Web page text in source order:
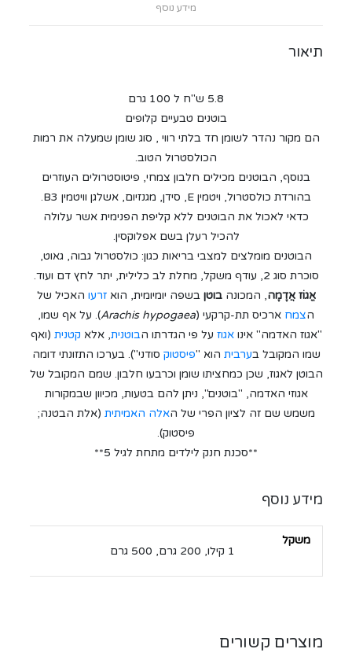
מידע נוסף
תיאור
5.8 ש"ח ל 100 גרם
בוטנים טבעיים קלופים
הם מקור נהדר לשומן חד בלתי רווי , סוג שומן שמעלה את רמות
הכולסטרול הטוב.
בנוסף, הבוטנים מכילים חלבון צמחי, פיטוסטרולים העוזרים
בהורדת כולסטרול, ויטמין E, סידן, מגנזיום, אשלגן וויטמין B3.
כדאי לאכול את הבוטנים ללא קליפת הפנימית אשר עלולה
להכיל רעלן בשם אפלוקסין.
הבוטנים מומלצים למצבי בריאות כגון: כולסטרול גבוה, גאוט,
סוכרת סוג 2, עודף משקל, מחלת לב כלילית, יתר לחץ דם ועוד.
אֱגוֹז אֲדָמָה, המכונהבוטן בשפה יומיומית, הואזרעו האכיל של
הצמח ארכיס תת-קרקעי (Arachis hypogaea). על אף שמו,
"אגוז האדמה" אינואגוז על פי הגדרתו הבוטנית, אלא קטנית (ואף
שמו המקובל בערבית הוא "פיסטוק סודני"). בערכו התזונתי דומה
הבוטן לאגוז, שכן כמחציתו שומן וכרבעו חלבון. שמם המקובל של
אגוזי האדמה, "בוטנים", ניתן להם בטעות, מכיוון שבמקורות
משמש שם זה לציון הפרי של האלה האמיתית (אלת הבטנה;
פיסטוק).
**סכנת חנק לילדים מתחת לגיל 5**
מידע נוסף
משקל
1 קילו, 200 גרם, 500 גרם
מוצרים קשורים